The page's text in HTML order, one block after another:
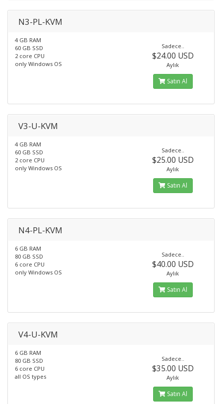
N3-PL-KVM
4 GB RAM
60 GB SSD
2 core CPU
only Windows OS
Sadece..
$24.00 USD
Aylık
Satın Al
V3-U-KVM
4 GB RAM
60 GB SSD
2 core CPU
only Windows OS
Sadece..
$25.00 USD
Aylık
Satın Al
N4-PL-KVM
6 GB RAM
80 GB SSD
6 core CPU
only Windows OS
Sadece..
$40.00 USD
Aylık
Satın Al
V4-U-KVM
6 GB RAM
80 GB SSD
6 core CPU
all OS types
Sadece..
$35.00 USD
Aylık
Satın Al